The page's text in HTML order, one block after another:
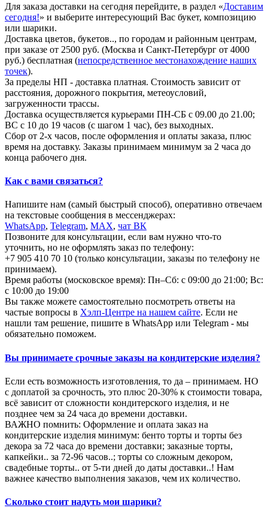
Для заказа доставки на сегодня перейдите, в раздел «Доставим
сегодня!» и выберите интересующий Вас букет, композицию
или шарики.
Доставка цветов, букетов.., по городам и районным центрам,
при заказе от 2500 руб. (Москва и Санкт-Петербург от 4000
руб.) бесплатная (непосредственное местонахождение наших
точек).
За пределы НП - доставка платная. Стоимость зависит от
расстояния, дорожного покрытия, метеоусловий,
загруженности трассы.
Доставка осуществляется курьерами ПН-СБ с 09.00 до 21.00;
ВС с 10 до 19 часов (с шагом 1 час), без выходных.
Сбор от 2-х часов, после оформления и оплаты заказа, плюс
время на доставку. Заказы принимаем минимум за 2 часа до
конца рабочего дня.
Как с вами связаться?
Напишите нам (самый быстрый способ), оперативно отвечаем
на текстовые сообщения в мессенджерах:
WhatsApp, Telegram, МАХ, чат ВК
Позвоните для консультации, если вам нужно что-то
уточнить, но не оформлять заказ по телефону:
+7 905 410 70 10 (только консультации, заказы по телефону не
принимаем).
Время работы (московское время): Пн–Сб: с 09:00 до 21:00; Вс:
с 10:00 до 19:00
Вы также можете самостоятельно посмотреть ответы на
частые вопросы в Хэлп-Центре на нашем сайте. Если не
нашли там решение, пишите в WhatsApp или Telegram - мы
обязательно поможем.
Вы принимаете срочные заказы на кондитерские изделия?
Если есть возможность изготовления, то да – принимаем. НО
с доплатой за срочность, это плюс 20-30% к стоимости товара,
всё зависит от сложности кондитерского изделия, и не
позднее чем за 24 часа до времени доставки.
ВАЖНО помнить: Оформление и оплата заказ на
кондитерские изделия минимум: бенто торты и торты без
декора за 72 часа до времени доставки; заказные торты,
капкейки.. за 72-96 часов..; торты со сложным декором,
свадебные торты.. от 5-ти дней до даты доставки..! Нам
важнее качество выполнения заказов, чем их количество.
Сколько стоит надуть мои шарики?